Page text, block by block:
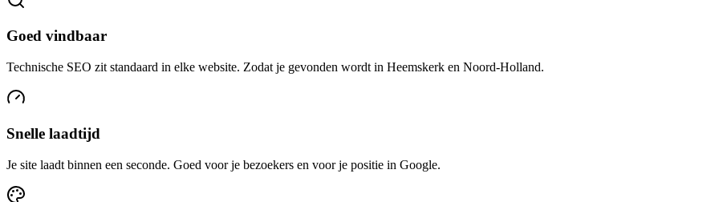
Goed vindbaar
Technische SEO zit standaard in elke website. Zodat je gevonden wordt in Heemskerk en Noord-Holland.
Snelle laadtijd
Je site laadt binnen een seconde. Goed voor je bezoekers en voor je positie in Google.